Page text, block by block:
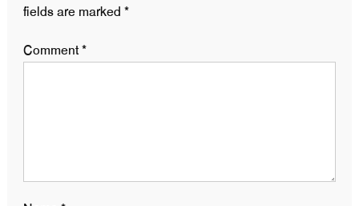
fields are marked *
Comment*